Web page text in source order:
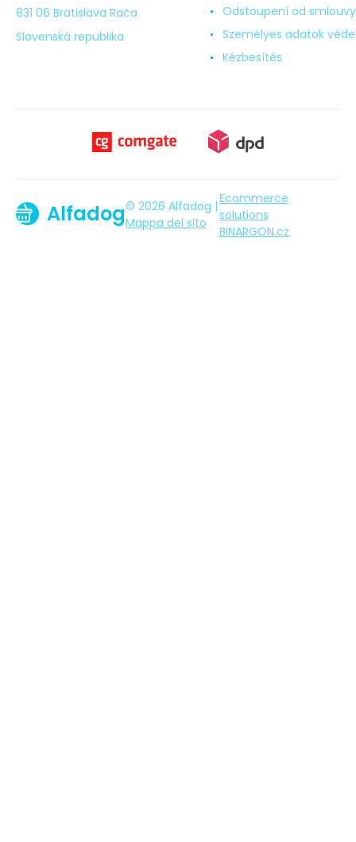
831 06 Bratislava Rača
Slovenská republika
Odstoupení od smlouvy
Személyes adatok
Kézbesítés
Alfadog© 2026 Alfadog |
Mappa del sito
Ecommerce
solutions
BINARGON.cz